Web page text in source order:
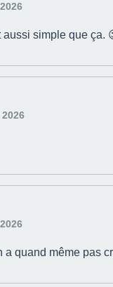
simple que ça.
a quand même pas